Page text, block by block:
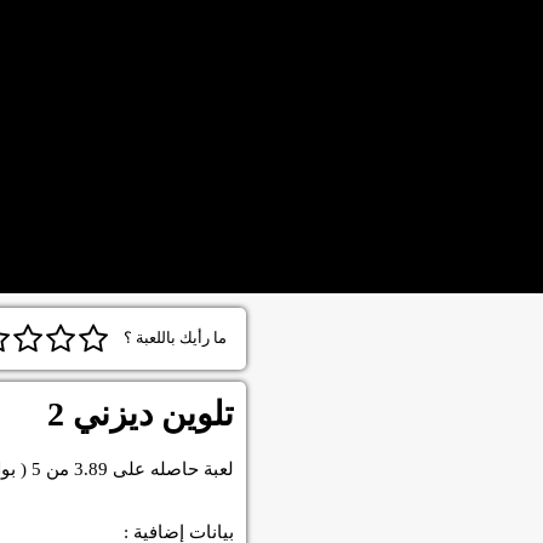
ما رأيك باللعبة ؟
تلوين ديزني 2
لعبة حاصله على 3.89 من 5
(
بيانات إضافية :